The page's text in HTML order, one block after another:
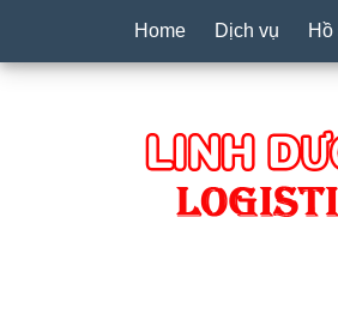
Home Dịch vụ